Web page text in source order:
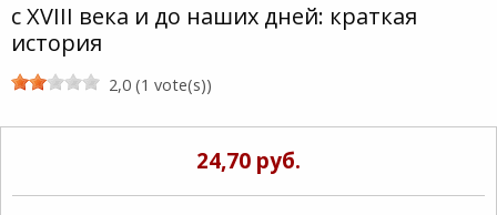
с XVIII века и до наших дней: краткая
история
2,0 (1 vote(s))
24,70 руб.